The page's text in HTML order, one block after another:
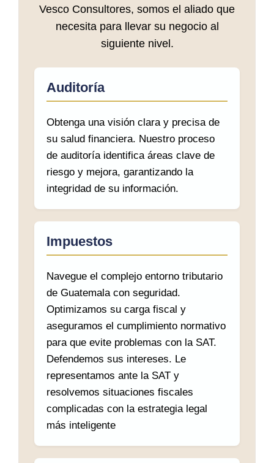
Vesco Consultores, somos el aliado que
necesita para llevar su negocio al
siguiente nivel.
Auditoría
Obtenga una visión clara y precisa de
su salud financiera. Nuestro proceso
de auditoría identifica áreas clave de
riesgo y mejora, garantizando la
integridad de su información.
Impuestos
Navegue el complejo entorno tributario
de Guatemala con seguridad.
Optimizamos su carga fiscal y
aseguramos el cumplimiento normativo
para que evite problemas con la SAT.
Defendemos sus intereses. Le
representamos ante la SAT y
resolvemos situaciones fiscales
complicadas con la estrategia legal
más inteligente